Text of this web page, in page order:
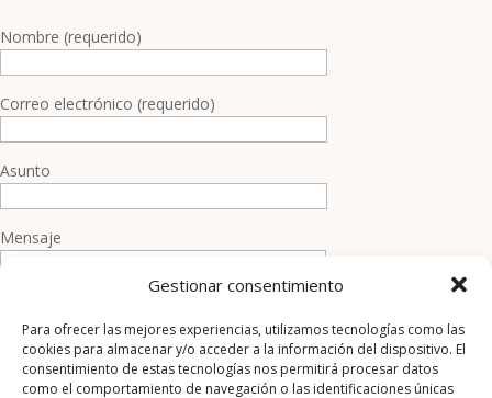
Gestionar consentimiento
Para ofrecer las mejores experiencias, utilizamos tecnologías como las
cookies para almacenar y/o acceder a la información del dispositivo. El
consentimiento de estas tecnologías nos permitirá procesar datos
como el comportamiento de navegación o las identificaciones únicas
Nombre (requerido)
Correo electrónico (requerido)
Asunto
Mensaje